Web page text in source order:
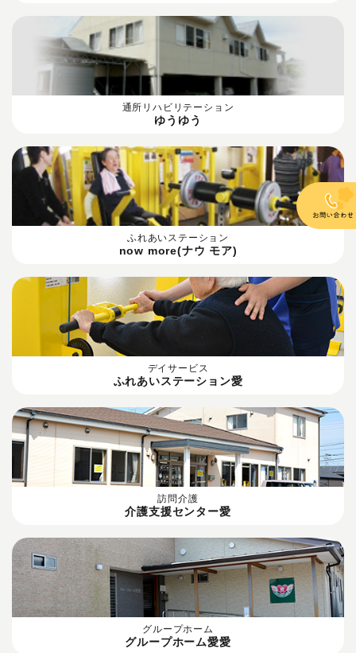
通所リハビリテーション
ゆうゆう
ふれあいステーション
now more(ナウ モア)
デイサービス
ふれあいステーション愛
訪問介護
介護支援センター愛
グループホーム
グループホーム愛愛